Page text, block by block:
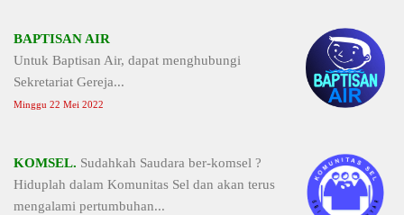
BAPTISAN AIR
Untuk Baptisan Air, dapat menghubungi
Sekretariat Gereja...
Minggu 22 Mei 2022
KOMSEL. Sudahkah Saudara ber-komsel ?
Hiduplah dalam Komunitas Sel dan akan terus
mengalami pertumbuhan...